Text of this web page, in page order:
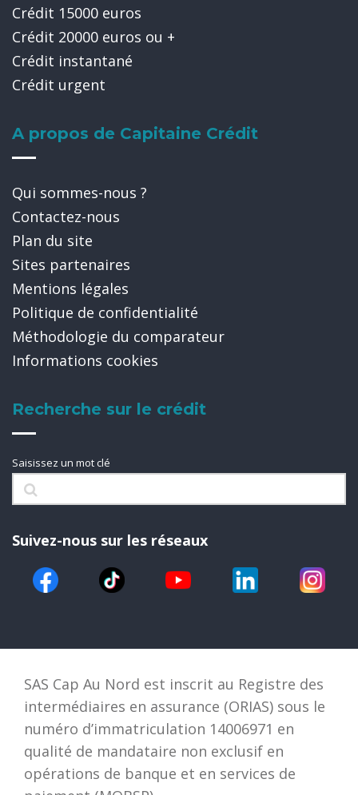
Crédit 15000 euros
Crédit 20000 euros ou +
Crédit instantané
Crédit urgent
A propos de Capitaine Crédit
Qui sommes-nous ?
Contactez-nous
Plan du site
Sites partenaires
Mentions légales
Politique de confidentialité
Méthodologie du comparateur
Informations cookies
Recherche sur le crédit
Saisissez un mot clé
Suivez-nous sur les réseaux
SAS Cap Au Nord est inscrit au Registre des
intermédiaires en assurance (ORIAS) sous le
numéro d’immatriculation 14006971 en
qualité de mandataire non exclusif en
opérations de banque et en services de